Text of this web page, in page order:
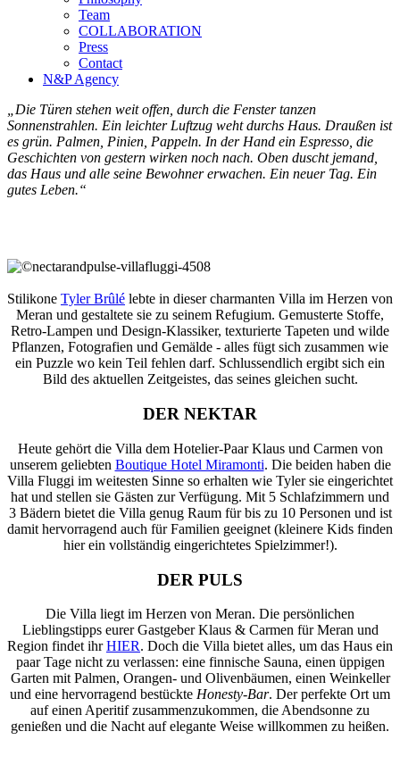
Team
COLLABORATION
Press
Contact
N&P Agency
„Die Türen stehen weit offen, durch die Fenster tanzen
Sonnenstrahlen. Ein leichter Luftzug weht durchs Haus. Draußen ist
es grün. Palmen, Pinien, Pappeln. In der Hand ein Espresso, die
Geschichten von gestern wirken noch nach. Oben duscht jemand,
das Haus und alle seine Bewohner erwachen. Ein neuer Tag. Ein
gutes Leben.“
Stilikone Tyler Brûlé lebte in dieser charmanten Villa im Herzen von
Meran und gestaltete sie zu seinem Refugium. Gemusterte Stoffe,
Retro-Lampen und Design-Klassiker, texturierte Tapeten und wilde
Pflanzen, Fotografien und Gemälde - alles fügt sich zusammen wie
ein Puzzle wo kein Teil fehlen darf. Schlussendlich ergibt sich ein
Bild des aktuellen Zeitgeistes, das seines gleichen sucht.
DER NEKTAR
Heute gehört die Villa dem Hotelier-Paar Klaus und Carmen von
unserem geliebten Boutique Hotel Miramonti. Die beiden haben die
Villa Fluggi im weitesten Sinne so erhalten wie Tyler sie eingerichtet
hat und stellen sie Gästen zur Verfügung. Mit 5 Schlafzimmern und
3 Bädern bietet die Villa genug Raum für bis zu 10 Personen und ist
damit hervorragend auch für Familien geeignet (kleinere Kids finden
hier ein vollständig eingerichtetes Spielzimmer!).
DER PULS
Die Villa liegt im Herzen von Meran. Die persönlichen
Lieblingstipps eurer Gastgeber Klaus & Carmen für Meran und
Region findet ihrHIER. Doch die Villa bietet alles, um das Haus ein
paar Tage nicht zu verlassen: eine finnische Sauna, einen üppigen
Garten mit Palmen, Orangen- und Olivenbäumen, einen Weinkeller
und eine hervorragend bestückte Honesty-Bar. Der perfekte Ort um
auf einen Aperitif zusammenzukommen, die Abendsonne zu
genießen und die Nacht auf elegante Weise willkommen zu heißen.